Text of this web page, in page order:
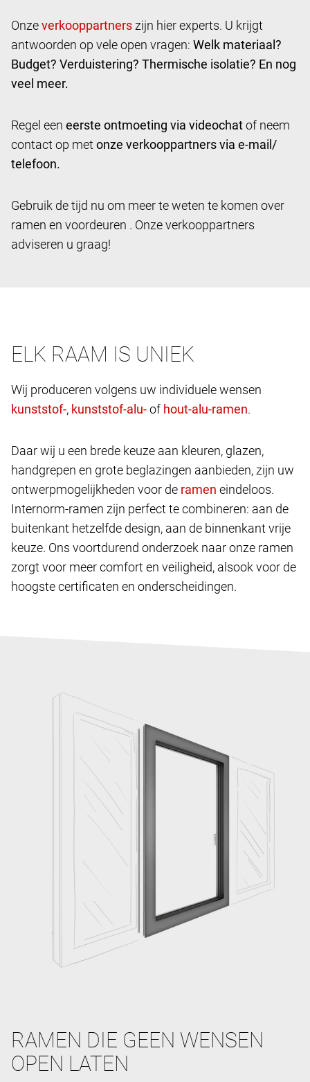
Onze
zijn hier experts. U krijgt
antwoorden op vele open vragen: Welk materiaal?
Budget? Verduistering? Thermische isolatie? En nog
veel meer.
Regel een eerste ontmoeting via videochatof neem
contact op met onze verkooppartners via e-mail/
telefoon.
Gebruik de tijd nu om meer te weten te komen over
ramen en voordeuren . Onze verkooppartners
adviseren u graag!
ELK RAAM IS UNIEK
Wij produceren volgens uw individuele wensen
,
of .
Daar wij u een brede keuze aan kleuren, glazen,
handgrepen en grote beglazingen aanbieden, zijn uw
ontwerpmogelijkheden voor de
eindeloos.
Internorm-ramen zijn perfect te combineren: aan de
buitenkant hetzelfde design, aan de binnenkant vrije
keuze. Ons voortdurend onderzoek naar onze ramen
zorgt voor meer comfort en veiligheid, alsook voor de
hoogste certificaten en onderscheidingen.
RAMEN DIE GEEN WENSEN
OPEN LATEN